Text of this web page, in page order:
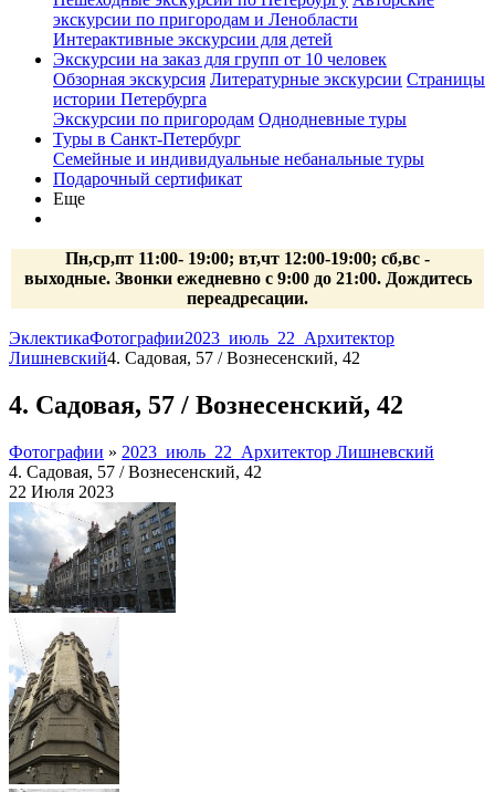
экскурсии по пригородам и Ленобласти
Интерактивные экскурсии для детей
Экскурсии на заказ для групп от 10 человек
Обзорная экскурсия Литературные экскурсии Страницы
истории Петербурга
Экскурсии по пригородам Однодневные туры
Туры в Санкт-Петербург
Семейные и индивидуальные небанальные туры
Подарочный сертификат
Еще
Пн,ср,пт 11:00- 19:00; вт,чт 12:00-19:00; сб,вс -
выходные. Звонки ежедневно с 9:00 до 21:00. Дождитесь
переадресации.
ЭклектикаФотографии2023_июль_22_Архитектор
Лишневский4. Садовая, 57 / Вознесенский, 42
4. Садовая, 57 / Вознесенский, 42
Фотографии » 2023_июль_22_Архитектор Лишневский
4. Садовая, 57 / Вознесенский, 42
22 Июля 2023